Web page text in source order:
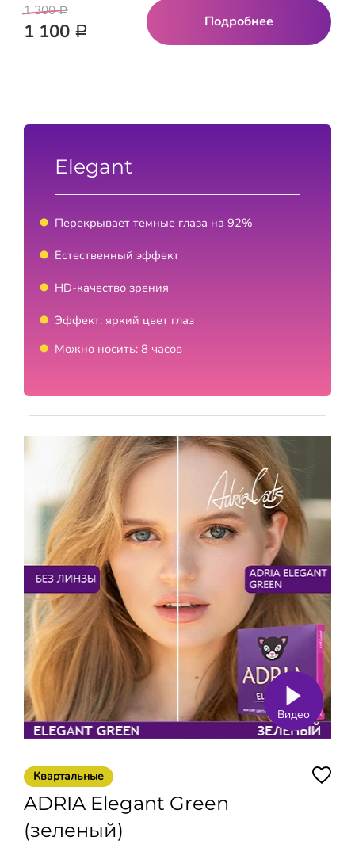
1 300 Р
1 100 Р
Подробнее
Elegant
Перекрывает темные глаза на 92%
Естественный эффект
HD-качество зрения
Эффект: яркий цвет глаз
Можно носить: 8 часов
Видео
Квартальные
ADRIA Elegant Green
(зеленый)